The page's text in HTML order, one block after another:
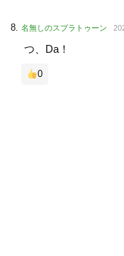
名無しのスプラトゥーン
つ、Da！
0